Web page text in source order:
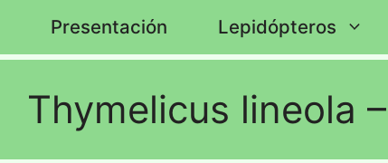
contenido
Presentación Lepidópteros
Thymelicus lineola